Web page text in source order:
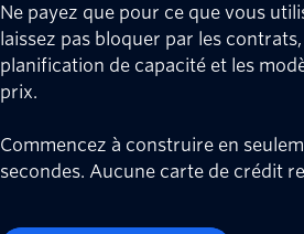
Ne payez que pour ce que vous
laissez pas bloquer par les contrats,
planification de capacité et les
prix.
Commencez à construire en
secondes. Aucune carte de crédit